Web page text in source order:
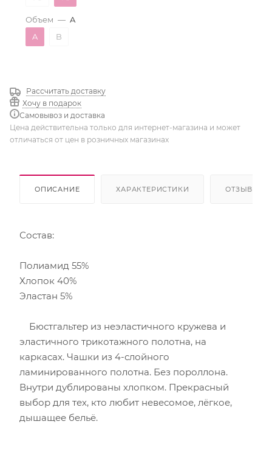
Бежевый
Ночная тень
Объем — A
A
B
Рассчитать доставку
Хочу в подарок
Самовывоз и доставка
Цена действительна только для интернет-магазина и может
отличаться от цен в розничных магазинах
ОПИСАНИЕ ХАРАКТЕРИСТИКИ ОТЗЫВЫ
Состав:
Полиамид 55%
Хлопок 40%
Эластан 5%
Бюстгальтер из неэластичного кружева и
эластичного трикотажного полотна, на
каркасах. Чашки из 4-слойного
ламинированного полотна. Без пороллона.
Внутри дублированы хлопком. Прекрасный
выбор для тех, кто любит невесомое, лёгкое,
дышащее бельё.